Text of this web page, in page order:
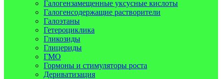
Галогензамещенные уксусные кислоты
Галогенсодержащие растворители
Галоэтаны
Гетероциклика
Гликозиды
Глицериды
ГМО
Гормоны и стимуляторы роста
Дериватизация